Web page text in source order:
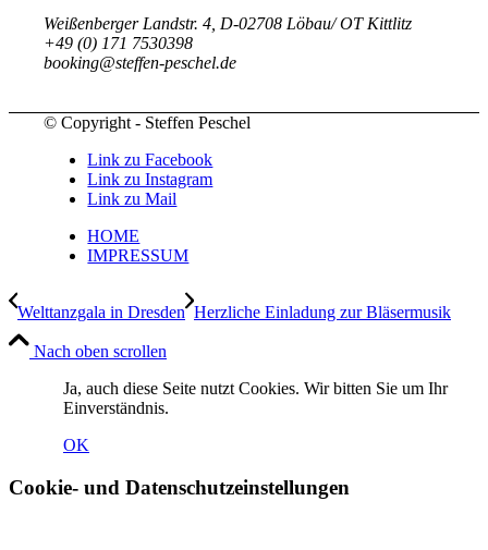
Weißenberger Landstr. 4, D-02708 Löbau/ OT Kittlitz
+49 (0) 171 7530398
booking@steffen-peschel.de
© Copyright - Steffen Peschel
Link zu Facebook
Link zu Instagram
Link zu Mail
HOME
IMPRESSUM
Welttanzgala in Dresden Herzliche Einladung zur Bläsermusik
Nach oben scrollen
Ja, auch diese Seite nutzt Cookies. Wir bitten Sie um Ihr
Einverständnis.
OK
Cookie- und Datenschutzeinstellungen